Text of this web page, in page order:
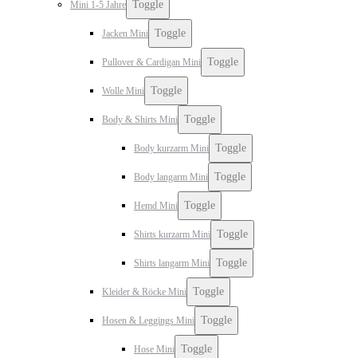
Mini 1-5 Jahre Toggle
Jacken Mini Toggle
Pullover & Cardigan Mini Toggle
Wolle Mini Toggle
Body & Shirts Mini Toggle
Body kurzarm Mini Toggle
Body langarm Mini Toggle
Hemd Mini Toggle
Shirts kurzarm Mini Toggle
Shirts langarm Mini Toggle
Kleider & Röcke Mini Toggle
Hosen & Leggings Mini Toggle
Hose Mini Toggle